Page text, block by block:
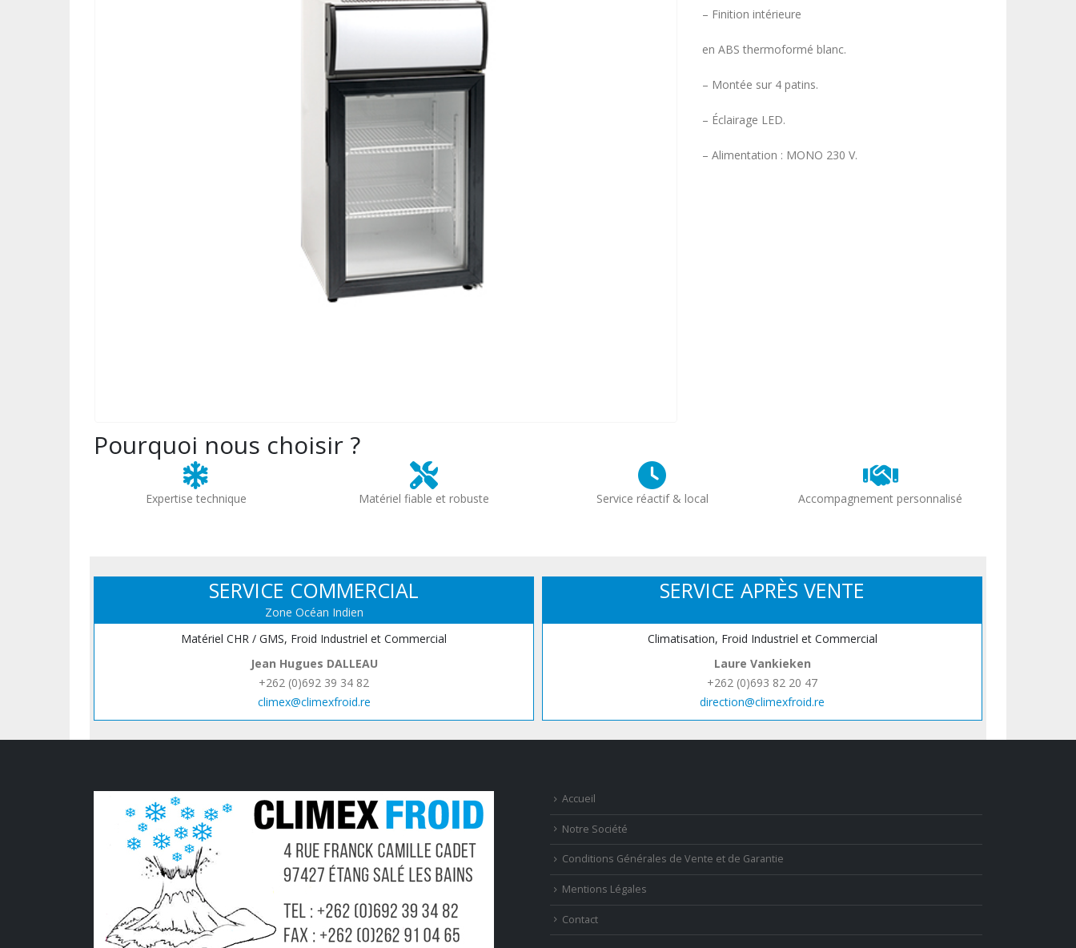
– Finition intérieure
en ABS thermoformé blanc.
– Montée sur 4 patins.
– Éclairage LED.
– Alimentation : MONO 230 V.
Pourquoi nous choisir ?
Expertise technique Matériel fiable et robuste Service réactif & local Accompagnement personnalisé
SERVICE COMMERCIAL
Zone Océan Indien
Matériel CHR / GMS, Froid Industriel et Commercial
Jean Hugues DALLEAU
+262 (0)692 39 34 82
climex@climexfroid.re
SERVICE APRÈS VENTE
Climatisation, Froid Industriel et Commercial
Laure Vankieken
+262 (0)693 82 20 47
direction@climexfroid.re
Accueil
Notre Société
Conditions Générales de Vente et de Garantie
Mentions Légales
Contact